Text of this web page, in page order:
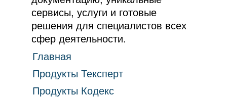
Главная
Продукты Тексперт
Продукты Кодекс
сервисы, услуги и готовые
решения для специалистов всех
сфер деятельности.